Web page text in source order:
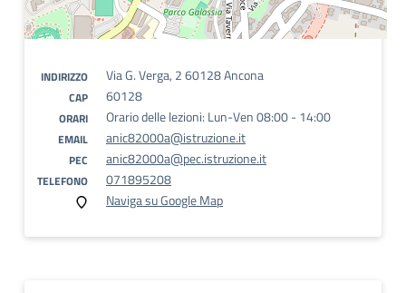
INDIRIZZO Via G. Verga, 2 60128 Ancona
CAP 60128
ORARI Orario delle lezioni: Lun-Ven 08:00 - 14:00
EMAIL anic82000a@istruzione.it
PEC anic82000a@pec.istruzione.it
TELEFONO
071895208
Naviga su Google Map